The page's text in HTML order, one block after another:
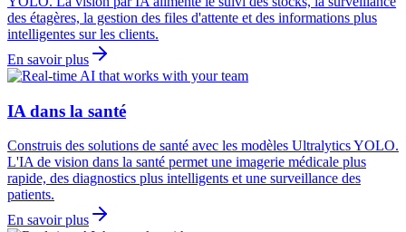
des étagères, la gestion des files d'attente et des informations plus
intelligentes sur les clients.
En savoir plus
IA dans la santé
Construis des solutions de santé avec les modèles Ultralytics YOLO.
L'IA de vision dans la santé permet une imagerie médicale plus
rapide, des diagnostics plus intelligents et une surveillance des
patients.
En savoir plus